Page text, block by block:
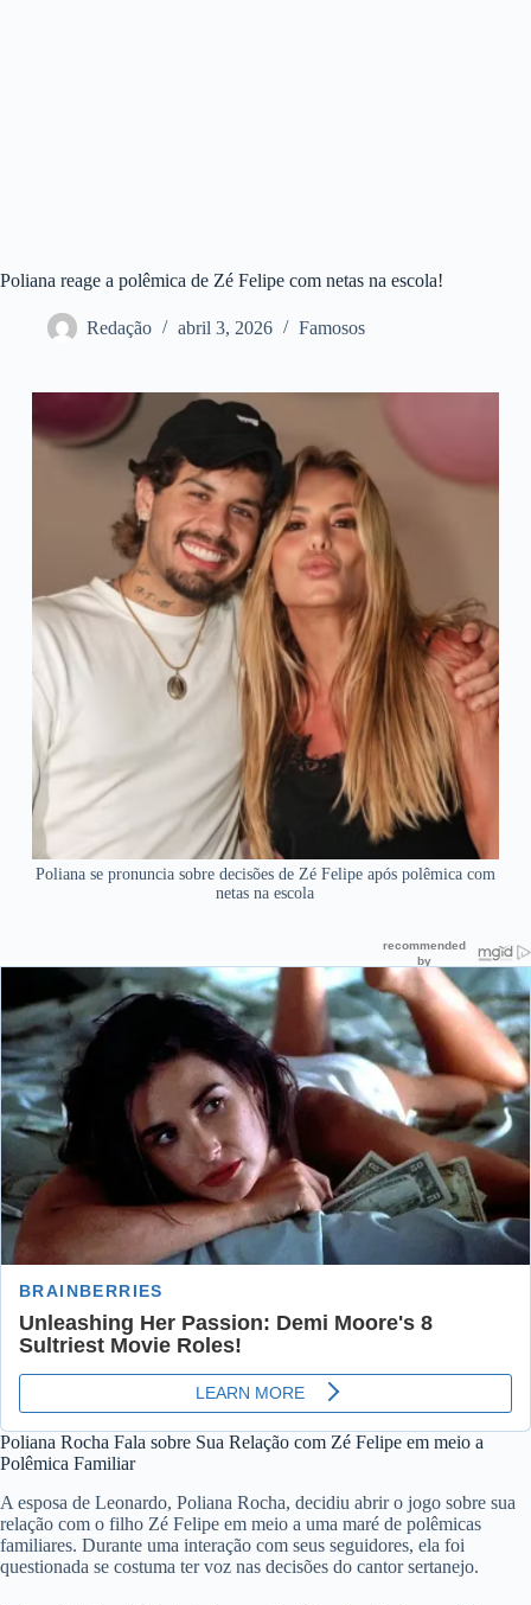
Poliana reage a polêmica de Zé Felipe com netas na escola!
Redação abril 3, 2026 Famosos
Poliana se pronuncia sobre decisões de Zé Felipe após polêmica com
netas na escola
Poliana Rocha Fala sobre Sua Relação com Zé Felipe em meio a
Polêmica Familiar
A esposa de Leonardo, Poliana Rocha, decidiu abrir o jogo sobre sua
relação com o filho Zé Felipe em meio a uma maré de polêmicas
familiares. Durante uma interação com seus seguidores, ela foi
questionada se costuma ter voz nas decisões do cantor sertanejo.